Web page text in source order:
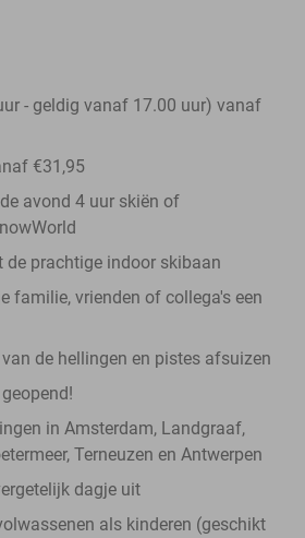
- geldig vanaf 17.00 uur) vanaf
€31,95
avond 4 uur skiën of
prachtige indoor skibaan
familie, vrienden of collega's een
de hellingen en pistes afsuizen
in Amsterdam, Landgraaf,
Terneuzen en Antwerpen
dagje uit
als kinderen (geschikt